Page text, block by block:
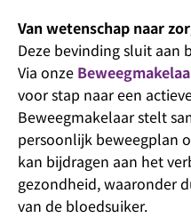
Van wetenschap naar
Deze bevinding sluit aan
Via onze
voor stap naar een
Beweegmakelaar stelt
persoonlijk beweegplan
kan bijdragen aan het
gezondheid, waaronder
van de bloedsuiker.